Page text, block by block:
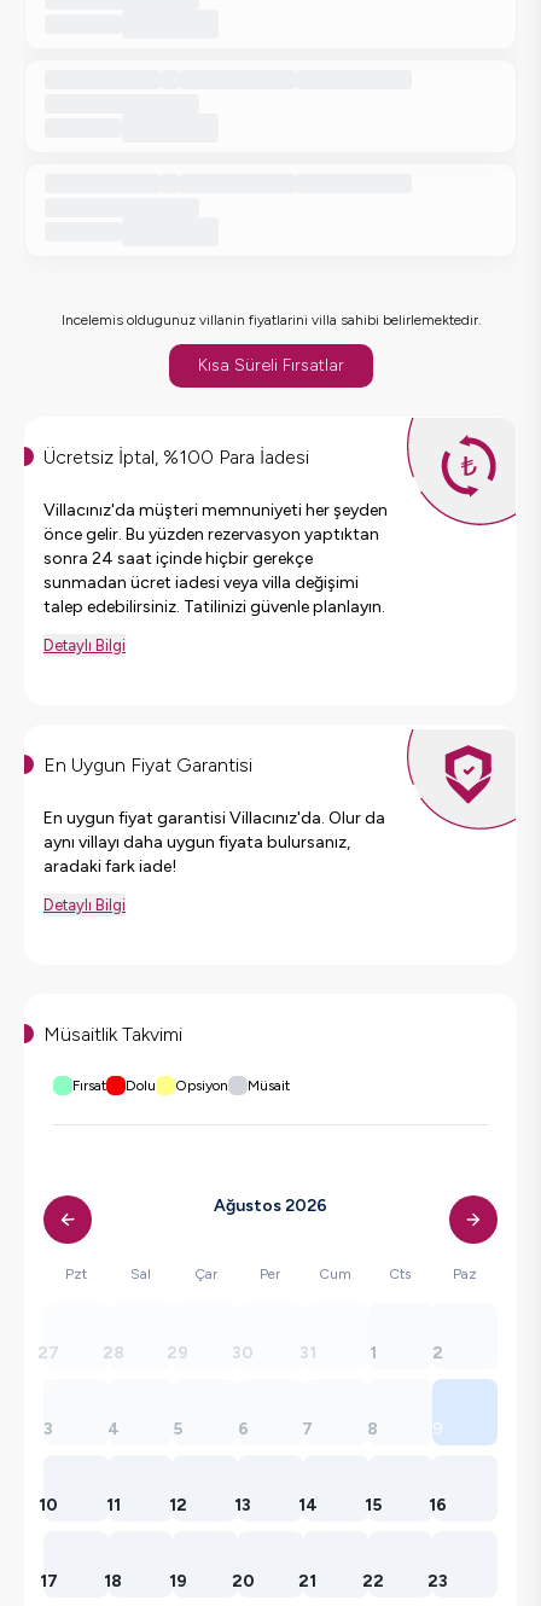
Incelemis oldugunuz villanin fiyatlarini villa sahibi belirlemektedir.
Kısa Süreli Fırsatlar
Ücretsiz İptal, %100 Para İadesi
Villacınız'da müşteri memnuniyeti her şeyden
önce gelir. Bu yüzden rezervasyon yaptıktan
sonra 24 saat içinde hiçbir gerekçe
sunmadan ücret iadesi veya villa değişimi
talep edebilirsiniz. Tatilinizi güvenle planlayın.
Detaylı Bilgi
En Uygun Fiyat Garantisi
En uygun fiyat garantisi Villacınız'da. Olur da
aynı villayı daha uygun fiyata bulursanız,
aradaki fark iade!
Detaylı Bilgi
Müsaitlik Takvimi
Fırsat Dolu Opsiyon Müsait
Ağustos 2026
Pzt Sal Çar Per Cum Cts Paz
27 28 29 30 31 1 2
3 4 5 6 7 8 9
10 11 12 13 14 15 16
17 18 19 20 21 22 23